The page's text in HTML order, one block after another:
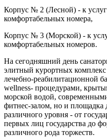
Корпус № 2 (Лесной) - к
комфортабельных номера,
Корпус № 3 (Морской) - к
комфортабельных номеров.
На сегодняшний день
элитный курортных
лечебно-реабилитационной
wellness- процедурами,
морской водой,
фитнес-залом, но и площадка
различного уровня - от
первых лиц государства до
различного рода торжеств.